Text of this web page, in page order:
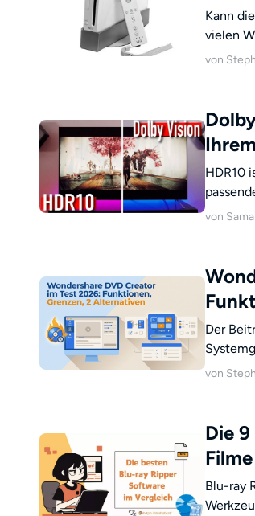
Kann
vielen
wenn
von
HDR10
Inhalten
von
Der
von
Die
Blu-ray